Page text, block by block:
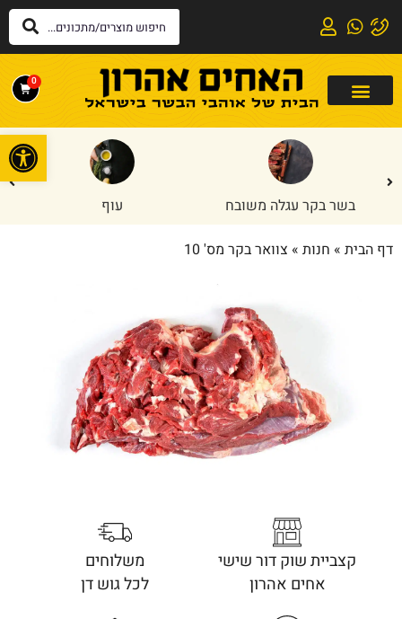
0
בשר בקר עגלה משובח עוף
דף הבית » חנות » צוואר בקר מס' 10
קצביית שוק דור שישי
אחים אהרון
משלוחים
לכל גוש דן